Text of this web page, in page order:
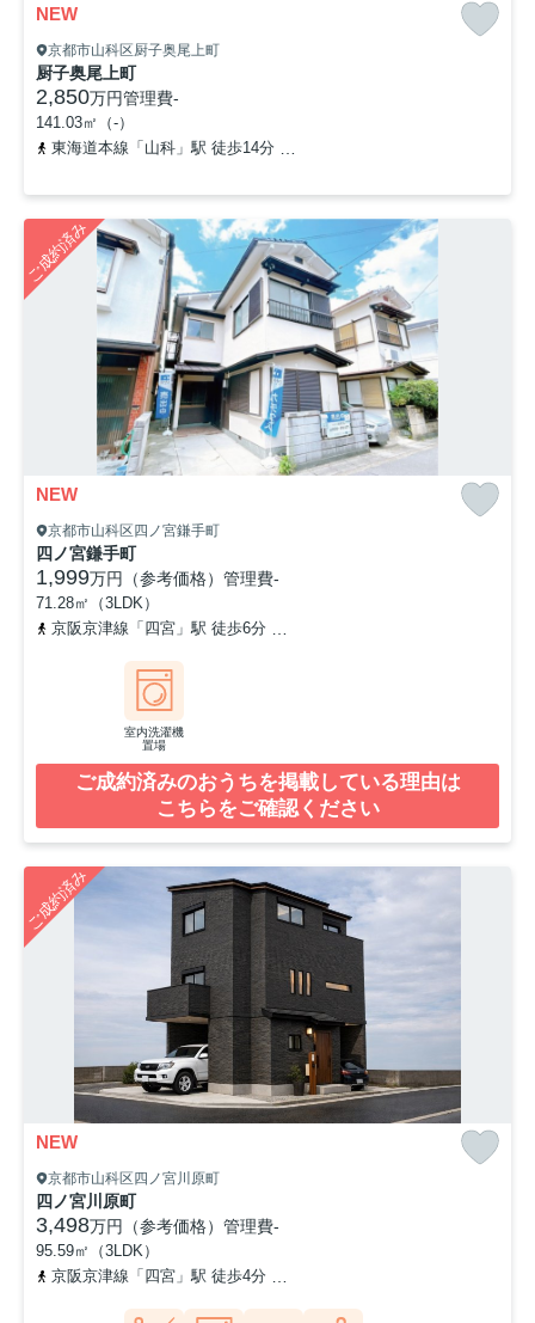
NEW
京都市山科区厨子奥尾上町
厨子奥尾上町
2,850万円管理費-
141.03㎡（-）
東海道本線「山科」駅 徒歩14分
ご成約済み
NEW
京都市山科区四ノ宮鎌手町
四ノ宮鎌手町
1,999万円（参考価格） 管理費-
71.28㎡（3LDK）
京阪京津線「四宮」駅 徒歩6分
室内洗濯機
置場
ご成約済みのおうちを掲載している理由は
こちらをご確認ください
ご成約済み
NEW
京都市山科区四ノ宮川原町
四ノ宮川原町
3,498万円（参考価格） 管理費-
95.59㎡（3LDK）
京阪京津線「四宮」駅 徒歩4分